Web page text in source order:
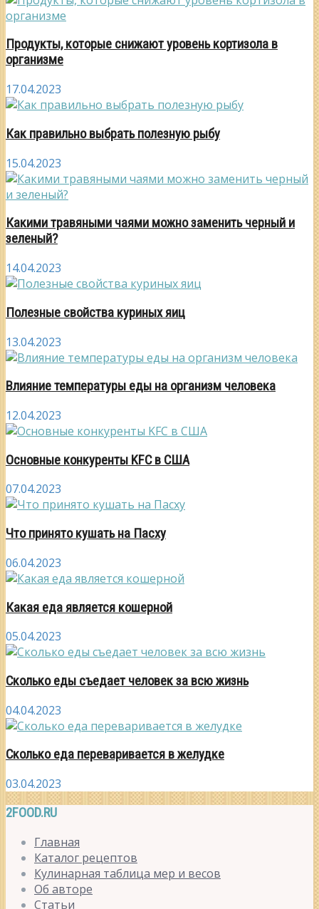
Продукты, которые снижают уровень кортизола в
организме
17.04.2023
Как правильно выбрать полезную рыбу
15.04.2023
Какими травяными чаями можно заменить черный и
зеленый?
14.04.2023
Полезные свойства куриных яиц
13.04.2023
Влияние температуры еды на организм человека
12.04.2023
Основные конкуренты KFC в США
07.04.2023
Что принято кушать на Пасху
06.04.2023
Какая еда является кошерной
05.04.2023
Сколько еды съедает человек за всю жизнь
04.04.2023
Сколько еда переваривается в желудке
03.04.2023
2FOOD.RU
Главная
Каталог рецептов
Кулинарная таблица мер и весов
Об авторе
Статьи